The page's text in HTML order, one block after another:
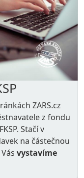
ZARS.cz
z fondu
Stačí v
na částečnou
vystavíme